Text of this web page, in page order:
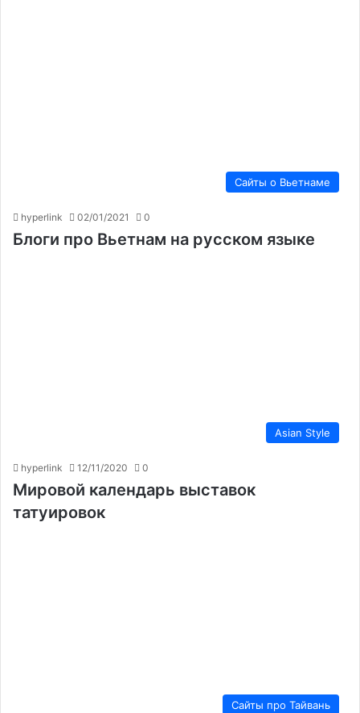
Сайты о Вьетнаме
hyperlink 02/01/2021 0
Блоги про Вьетнам на русском языке
Asian Style
hyperlink 12/11/2020 0
Мировой календарь выставок
татуировок
Сайты про Тайвань